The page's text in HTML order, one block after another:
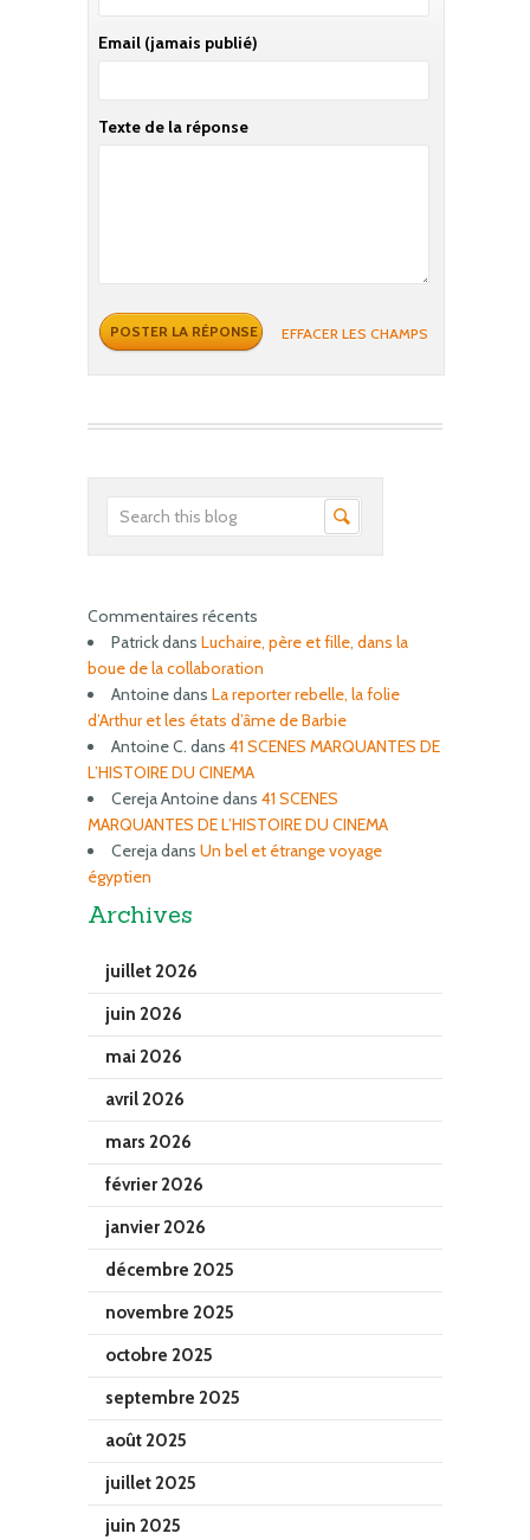
Email (jamais publié)
Texte de la réponse
EFFACER LES CHAMPS
Commentaires récents
Patrickdans Luchaire, père et fille, dans la
boue de la collaboration
Antoinedans La reporter rebelle, la folie
d’Arthur et les états d’âme de Barbie
Antoine C. dans 41 SCENES MARQUANTES DE
L’HISTOIRE DU CINEMA
Cereja Antoinedans 41 SCENES
MARQUANTES DE L’HISTOIRE DU CINEMA
Cerejadans Un bel et étrange voyage
égyptien
Archives
juillet 2026
juin 2026
mai 2026
avril 2026
mars 2026
février 2026
janvier 2026
décembre 2025
novembre 2025
octobre 2025
septembre 2025
août 2025
juillet 2025
juin 2025